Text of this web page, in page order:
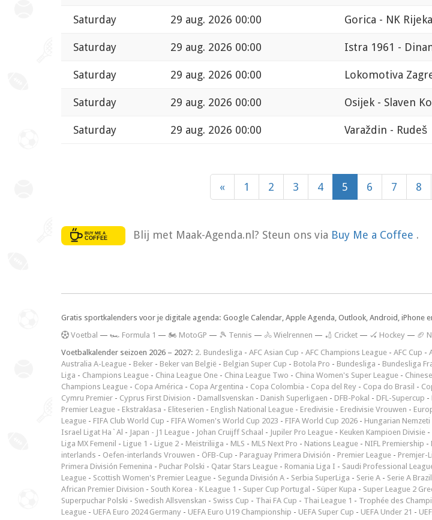
Saturday 29 aug. 2026 00:00 Gorica - NK Rijeka
Saturday 29 aug. 2026 00:00 Istra 1961 -
Saturday 29 aug. 2026 00:00 Lokomotiva
Saturday 29 aug. 2026 00:00 Osijek - Slaven
Saturday 29 aug. 2026 00:00 Varaždin - Rudeš
« 1 2 3 4 5 6 7 8
Blij met Maak-Agenda.nl? Steun ons via Buy Me a Coffee .
Gratis sportkalenders voor je digitale agenda: Google Calendar, Apple Agenda, Outlook, Android, iPhone
Voetbal — 🏎️ Formula 1 — 🏍 MotoGP — 🎾 Tennis — 🚴 Wielrennen — 🏏 Cricket — 🏑 Hockey — 🏈
Voetbalkalender seizoen 2026 – 2027: 2. Bundesliga - AFC Asian Cup - AFC Champions League - AFC Cup -
Australia A-League - Beker - Beker van België - Belgian Super Cup - Botola Pro - Bundesliga - Bundesliga
Liga - Champions League - China League One - China League Two - China Women's Super League -
Champions League - Copa América - Copa Argentina - Copa Colombia - Copa del Rey - Copa do Brasil -
Cymru Premier - Cyprus First Division - Damallsvenskan - Danish Superligaen - DFB-Pokal - DFL-Supercup -
Premier League - Ekstraklasa - Eliteserien - English National League - Eredivisie - Eredivisie Vrouwen -
League - FIFA Club World Cup - FIFA Women's World Cup 2023 - FIFA World Cup 2026 - Hungarian Nemzeti
Israel Ligat Ha`Al - Japan - J1 League - Johan Cruijff Schaal - Jupiler Pro League - Keuken Kampioen Divisie -
Liga MX Femenil - Ligue 1 - Ligue 2 - Meistriliiga - MLS - MLS Next Pro - Nations League - NIFL Premiership -
interlands - Oefen-interlands Vrouwen - ÖFB-Cup - Paraguay Primera División - Premier League - Premjer-
Primera División Femenina - Puchar Polski - Qatar Stars League - Romania Liga I - Saudi Professional
League - Scottish Women's Premier League - Segunda División A - Serbia SuperLiga - Serie A - Serie A Brazil
African Premier Division - South Korea - K League 1 - Super Cup Portugal - Süper Kupa - Super League 2
Superpuchar Polski - Swedish Allsvenskan - Swiss Cup - Thai FA Cup - Thai League 1 - Trophée des
League - UEFA Euro 2024 Germany - UEFA Euro U19 Championship - UEFA Super Cup - UEFA Under 21 -